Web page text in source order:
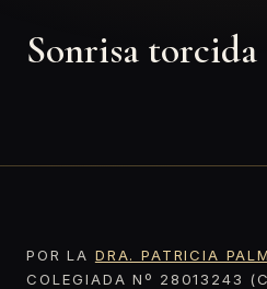
Sonrisa torcida
POR LA DRA. PATRICIA
COLEGIADA Nº 28013243